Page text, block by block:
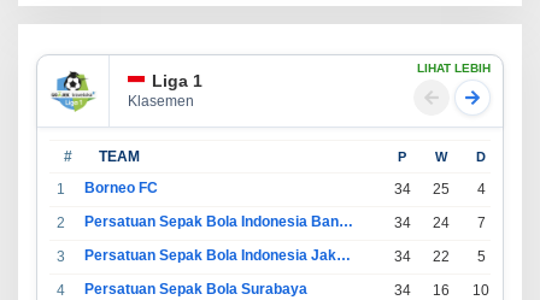
Liga 1
Klasemen
LIHAT LEBIH
# TEAM P W D
1 Borneo FC 34 25 4
2
Persatuan Sepak Bola Indonesia Bandung 34 24 7
3
Persatuan Sepak Bola Indonesia Jakarta 34 22 5
4
Persatuan Sepak Bola Surabaya 34 16 10